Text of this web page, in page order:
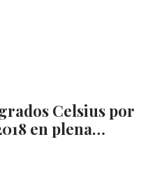
Celsius por
en plena…